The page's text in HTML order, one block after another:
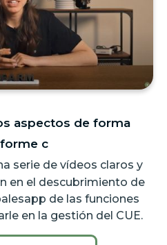
aspectos de forma
c
serie de vídeos claros y
en el descubrimiento de
de las funciones
en la gestión del CUE.